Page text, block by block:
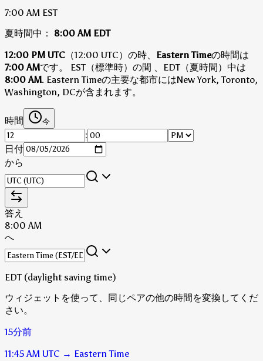
7:00 AM EST
夏時間中：
8:00 AM EDT
12:00 PM UTC （12:00 UTC）の時、 Eastern Timeの時間は
7:00 AMです。 EST（標準時）の間 、EDT（夏時間）中は
8:00 AM. Eastern Timeの主要な都市にはNew York, Toronto,
Washington, DCが含まれます。
時間 今
:
日付
から
答え
8:00 AM
へ
EDT (daylight saving time)
ウィジェットを使って、同じペアの他の時間を変換してくだ
さい。
15分前
11:45 AM UTC → Eastern Time